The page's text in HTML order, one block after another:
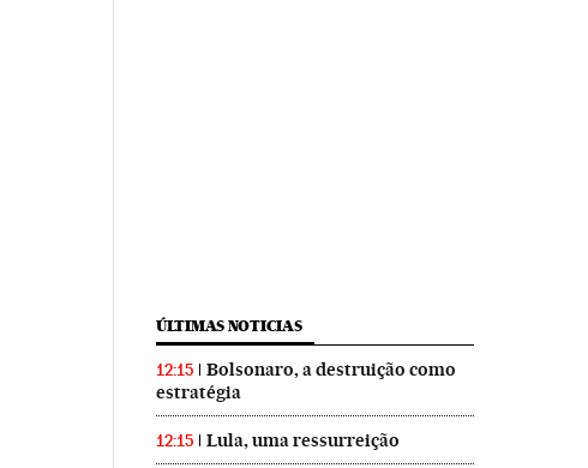
ÚLTIMAS NOTICIAS
12:15
Bolsonaro, a destruição como
estratégia
12:15 Lula, uma ressurreição